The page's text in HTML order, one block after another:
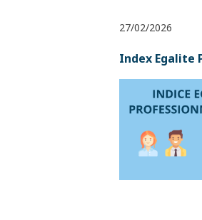
27/02/2026
Index Egalite